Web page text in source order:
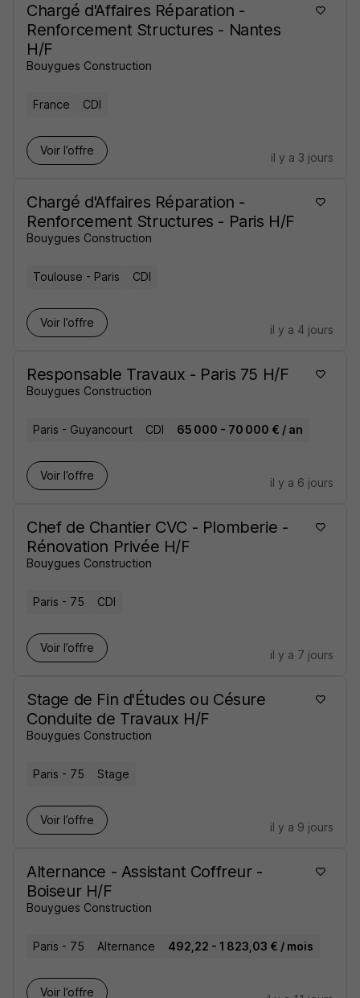
Chargé d'Affaires Réparation -
Renforcement Structures - Nantes
H/F
Bouygues Construction
France CDI
Voir l’offre
il y a 3 jours
Chargé d'Affaires Réparation -
Renforcement Structures - Paris H/F
Bouygues Construction
Toulouse - Paris CDI
Voir l’offre
il y a 4 jours
Responsable Travaux - Paris 75 H/F
Bouygues Construction
Paris - Guyancourt CDI 65 000 - 70 000 € / an
Voir l’offre
il y a 6 jours
Chef de Chantier CVC - Plomberie -
Rénovation Privée H/F
Bouygues Construction
Paris - 75 CDI
Voir l’offre
il y a 7 jours
Stage de Fin d'Études ou Césure
Conduite de Travaux H/F
Bouygues Construction
Paris - 75 Stage
Voir l’offre
il y a 9 jours
Alternance - Assistant Coffreur -
Boiseur H/F
Bouygues Construction
Paris - 75 Alternance 492,22 - 1 823,03 € / mois
Voir l’offre